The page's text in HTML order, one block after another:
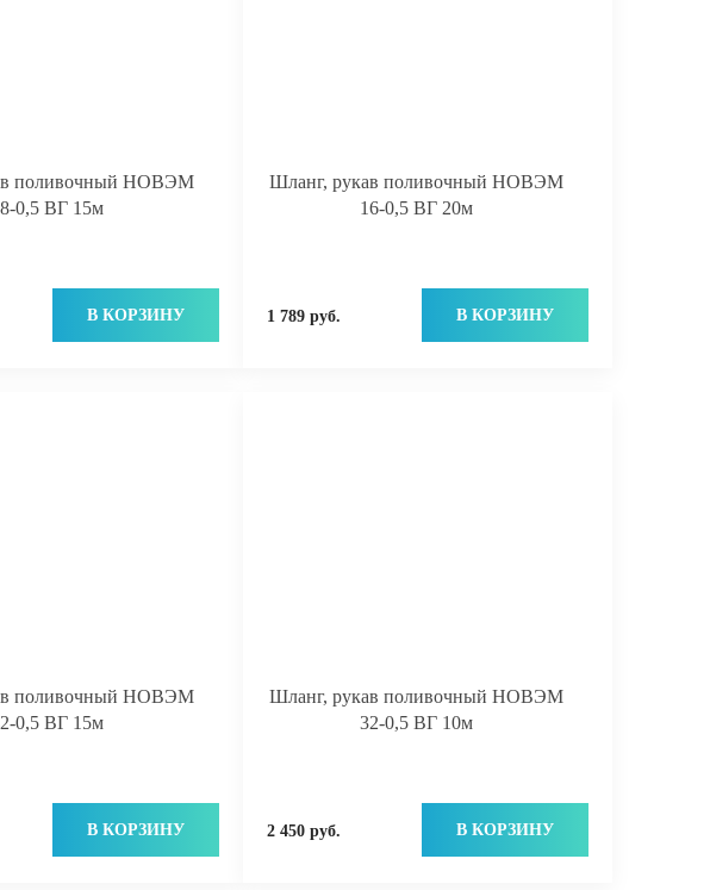
поливочный НОВЭМ
0,5 ВГ 15м
В КОРЗИНУ
Шланг, рукав поливочный НОВЭМ
16-0,5 ВГ 20м
1 789 руб. В КОРЗИНУ
поливочный НОВЭМ
0,5 ВГ 15м
В КОРЗИНУ
Шланг, рукав поливочный НОВЭМ
32-0,5 ВГ 10м
2 450 руб. В КОРЗИНУ